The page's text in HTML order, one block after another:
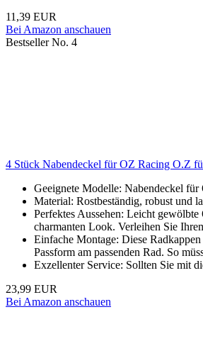
11,39 EUR
Bei Amazon anschauen
Bestseller No. 4
4 Stück Nabendeckel für OZ Racing O.Z
Geeignete Modelle: Nabendeckel
Material: Rostbeständig, robust und
Perfektes Aussehen: Leicht
charmanten Look. Verleihen Sie
Einfache Montage: Diese
Passform am passenden Rad. So
Exzellenter Service: Sollten Sie mit
23,99 EUR
Bei Amazon anschauen